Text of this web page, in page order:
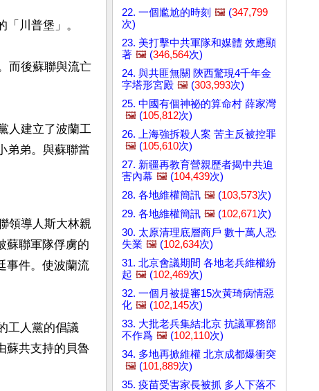
川普堡」。
而後蘇聯與流亡
人建立了波蘭工
弟弟。與蘇聯當
領導人斯大林親
蘇聯軍隊俘虜的
事件。使波蘭流
工人黨的倡議
蘇共支持的貝魯
22. 一個尷尬的時刻 🖼️ (347,799
次)
23. 美打擊中共軍隊和媒體 效應顯
著 🖼️ (346,564次)
24. 與共匪無關 陝西驚現4千年金
字塔形宮殿 🖼️ (303,993次)
25. 中國有個神祕的算命村 薛家灣
🖼️ (105,812次)
26. 上海強拆殺人案 苦主反被控罪
🖼️ (105,610次)
27. 新疆再教育營親歷者揭中共迫
害內幕 🖼️ (104,439次)
28. 各地維權簡訊 🖼️ (103,573次)
29. 各地維權簡訊 🖼️ (102,671次)
30. 太原清理底層商戶 數十萬人恐
失業 🖼️ (102,634次)
31. 北京會議期間 各地老兵維權紛
起 🖼️ (102,469次)
32. 一個月被提審15次黃琦病情惡
化 🖼️ (102,145次)
33. 大批老兵集結北京 抗議軍務部
不作爲 🖼️ (102,110次)
34. 多地再掀維權 北京成都爆衝突
🖼️ (101,889次)
35. 疫苗受害家長被抓 多人下落不